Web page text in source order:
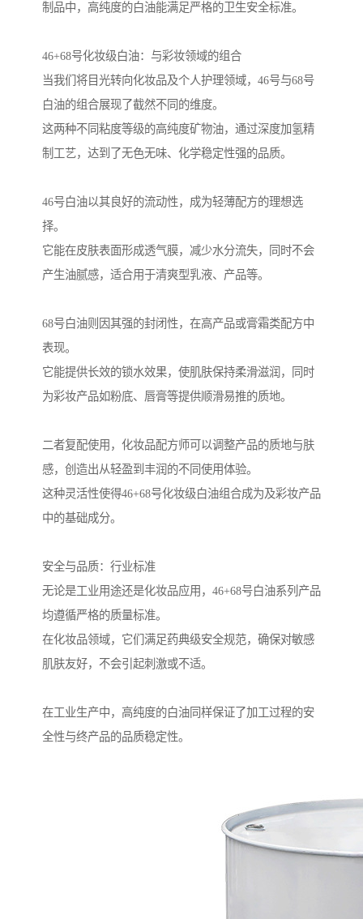
制品中，高纯度的白油能满足严格的卫生安全标准。
46+68号化妆级白油：与彩妆领域的组合
当我们将目光转向化妆品及个人护理领域，46号与68号
白油的组合展现了截然不同的维度。
这两种不同粘度等级的高纯度矿物油，通过深度加氢精
制工艺，达到了无色无味、化学稳定性强的品质。
46号白油以其良好的流动性，成为轻薄配方的理想选
择。
它能在皮肤表面形成透气膜，减少水分流失，同时不会
产生油腻感，适合用于清爽型乳液、产品等。
68号白油则因其强的封闭性，在高产品或膏霜类配方中
表现。
它能提供长效的锁水效果，使肌肤保持柔滑滋润，同时
为彩妆产品如粉底、唇膏等提供顺滑易推的质地。
二者复配使用，化妆品配方师可以调整产品的质地与肤
感，创造出从轻盈到丰润的不同使用体验。
这种灵活性使得46+68号化妆级白油组合成为及彩妆产品
中的基础成分。
安全与品质：行业标准
无论是工业用途还是化妆品应用，46+68号白油系列产品
均遵循严格的质量标准。
在化妆品领域，它们满足药典级安全规范，确保对敏感
肌肤友好，不会引起刺激或不适。
在工业生产中，高纯度的白油同样保证了加工过程的安
全性与终产品的品质稳定性。